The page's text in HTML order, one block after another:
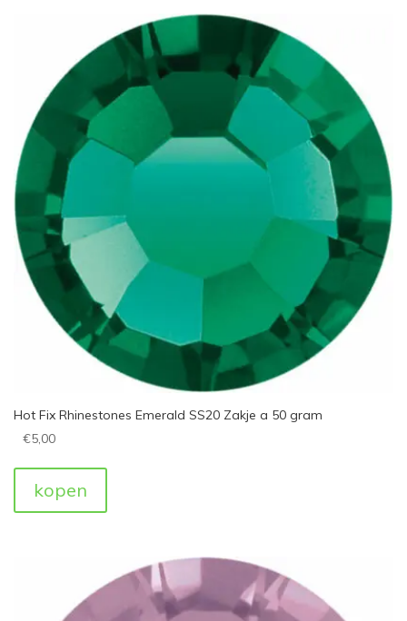
Hot Fix Rhinestones Emerald SS20 Zakje a 50 gram
€5,00
kopen